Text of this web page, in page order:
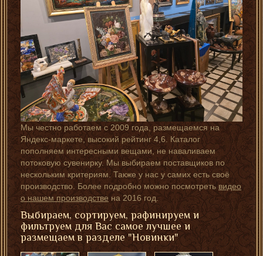
Мы честно работаем с 2009 года, размещаемся на
Яндекс-маркете, высокий рейтинг 4,6. Каталог
пополняем интересными вещами, не наваливаем
потоковую сувенирку. Мы выбираем поставщиков по
нескольким критериям. Также у нас у самих есть своё
производство. Более подробно можно посмотретьвидео
о нашем производствена 2016 год.
Выбираем, сортируем, рафинируем и
фильтруем для Вас самое лучшее и
размещаем в разделе "Новинки"